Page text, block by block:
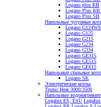
Logano plus KB
Logano Plus
Logano Plus SB
Напольные чугунные
Logano G124WS
Logano G125
Logano G215
Logano G234
Logano G334
Logano GE315
Logano GE515
Logano GE615
Напольные стальные
Logano SK
Электрические котлы
Tronic Heat 3000/3500
Напольные
Logalux ES, ESU